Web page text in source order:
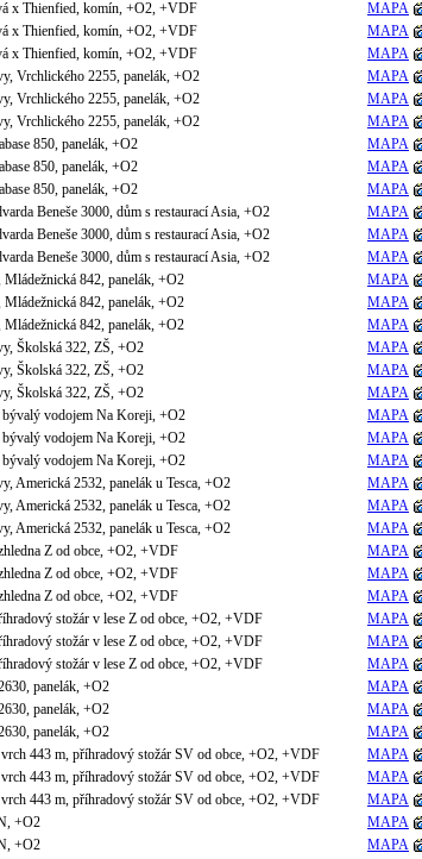
x Thienfied, komín, +O2, +VDF
MAPA
x Thienfied, komín, +O2, +VDF
MAPA
x Thienfied, komín, +O2, +VDF
MAPA
Vrchlického 2255, panelák, +O2
MAPA
Vrchlického 2255, panelák, +O2
MAPA
Vrchlického 2255, panelák, +O2
MAPA
850, panelák, +O2
MAPA
850, panelák, +O2
MAPA
850, panelák, +O2
MAPA
Beneše 3000, dům s restaurací Asia, +O2
MAPA
Beneše 3000, dům s restaurací Asia, +O2
MAPA
Beneše 3000, dům s restaurací Asia, +O2
MAPA
842, panelák, +O2
MAPA
842, panelák, +O2
MAPA
842, panelák, +O2
MAPA
Školská 322, ZŠ, +O2
MAPA
Školská 322, ZŠ, +O2
MAPA
Školská 322, ZŠ, +O2
MAPA
vodojem Na Koreji, +O2
MAPA
vodojem Na Koreji, +O2
MAPA
vodojem Na Koreji, +O2
MAPA
Americká 2532, panelák u Tesca, +O2
MAPA
Americká 2532, panelák u Tesca, +O2
MAPA
Americká 2532, panelák u Tesca, +O2
MAPA
Z od obce, +O2, +VDF MAPA
Z od obce, +O2, +VDF MAPA
Z od obce, +O2, +VDF MAPA
stožár v lese Z od obce, +O2, +VDF MAPA
stožár v lese Z od obce, +O2, +VDF MAPA
stožár v lese Z od obce, +O2, +VDF MAPA
panelák, +O2 MAPA
panelák, +O2 MAPA
panelák, +O2 MAPA
443 m, příhradový stožár SV od obce, +O2, +VDF MAPA
443 m, příhradový stožár SV od obce, +O2, +VDF MAPA
443 m, příhradový stožár SV od obce, +O2, +VDF MAPA
+O2 MAPA
+O2 MAPA